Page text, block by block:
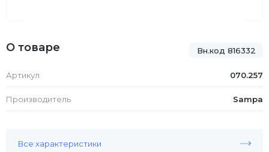
Вн.код 816332
О товаре
Артикул 070.257
Производитель Sampa
Все характеристики